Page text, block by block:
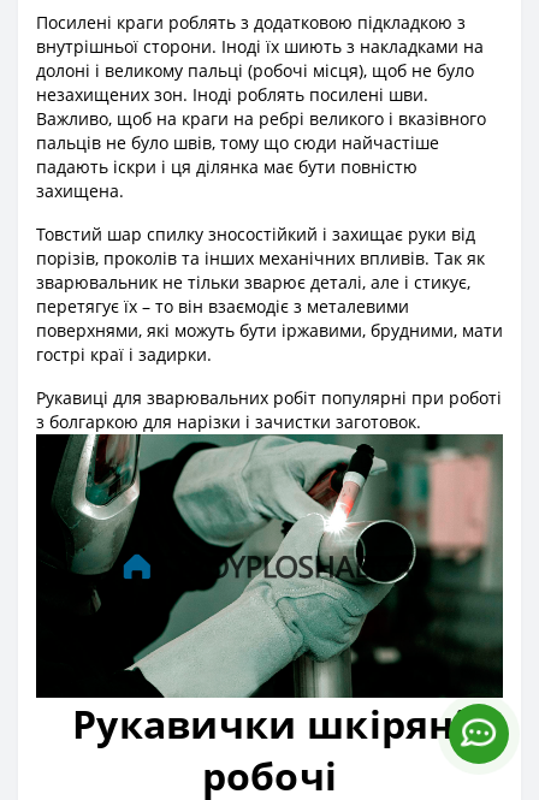
Посилені краги роблять з додатковою підкладкою з
внутрішньої сторони. Іноді їх шиють з накладками на
долоні і великому пальці (робочі місця), щоб не було
незахищених зон. Іноді роблять посилені шви.
Важливо, щоб на краги на ребрі великого і вказівного
пальців не було швів, тому що сюди найчастіше
падають іскри і ця ділянка має бути повністю
захищена.
Товстий шар спилку зносостійкий і захищає руки від
порізів, проколів та інших механічних впливів. Так як
зварювальник не тільки зварює деталі, але і стикує,
перетягує їх – то він взаємодіє з металевими
поверхнями, які можуть бути іржавими, брудними, мати
гострі краї і задирки.
Рукавиці для зварювальних робіт популярні при роботі
з болгаркою для нарізки і зачистки заготовок.
Рукавички шкіряні
робочі